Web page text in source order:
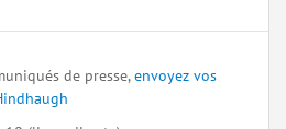
de presse,envoyez vos